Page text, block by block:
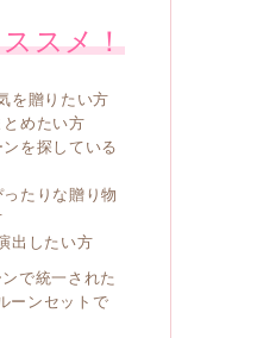
スメ！
を贈りたい方
めたい方
を探している
たりな贈り物
出したい方
で統一された
ーンセットで